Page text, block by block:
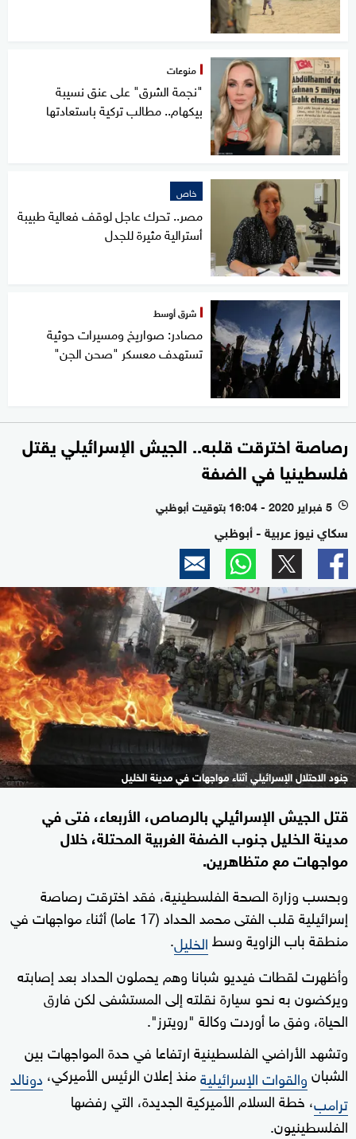
منوعات
"نجمة الشرق" على عنق نسيبة
بيكهام.. مطالب تركية باستعادتها
خاص
مصر.. تحرك عاجل لوقف فعالية طبيبة
أسترالية مثيرة للجدل
شرق أوسط
مصادر: صواريخ ومسيرات حوثية
تستهدف معسكر "صحن الجن"
رصاصة اخترقت قلبه.. الجيش الإسرائيلي يقتل
فلسطينيا في الضفة
l 5 فبراير 2020 - 16:04 بتوقيت أبوظبي
سكاي نيوز عربية - أبوظبي
جنود الاحتلال الإسرائيلي أثناء مواجهات في مدينة الخليل
قتل الجيش الإسرائيلي بالرصاص، الأربعاء، فتى في
مدينة الخليل جنوب الضفة الغربية المحتلة، خلال
مواجهات مع متظاهرين.
وبحسب وزارة الصحة الفلسطينية، فقد اخترقت رصاصة
إسرائيلية قلب الفتى محمد الحداد (17 عاما) أثناء مواجهات في
منطقة باب الزاوية وسطالخليل.
وأظهرت لقطات فيديو شبانا وهم يحملون الحداد بعد إصابته
ويركضون به نحو سيارة نقلته إلى المستشفى لكن فارق
الحياة، وفق ما أوردت وكالة "رويترز".
وتشهد الأراضي الفلسطينية ارتفاعا في حدة المواجهات بين
الشبانوالقوات الإسرائيليةمنذ إعلان الرئيس الأميركي،دونالد
ترامب، خطة السلام الأميركية الجديدة، التي رفضها
الفلسطينيون.